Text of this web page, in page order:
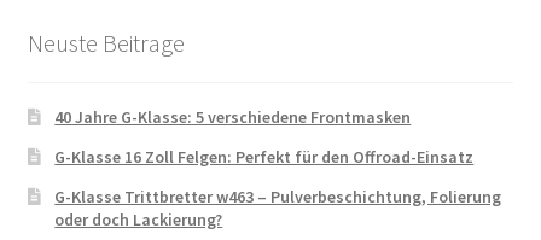
Neuste Beitrage
40 Jahre G-Klasse: 5 verschiedene Frontmasken
G-Klasse 16 Zoll Felgen: Perfekt für den Offroad-Einsatz
G-Klasse Trittbretter w463 – Pulverbeschichtung, Folierung
oder doch Lackierung?